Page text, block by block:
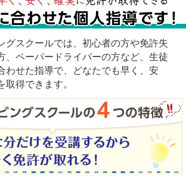
グスクールでは、初心者の方や免許失
、ペーパードライバーの方など、生徒
わせた指導で、どなたでも早く、安
取得できます。